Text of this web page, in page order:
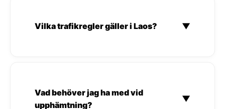
Vilka trafikregler gäller i Laos? ▼
Vad behöver jag ha med vid
upphämtning?
▼